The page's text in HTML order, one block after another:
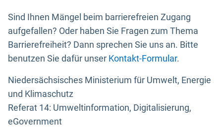
Sind Ihnen Mängel beim barrierefreien Zugang
aufgefallen? Oder haben Sie Fragen zum Thema
Barrierefreiheit? Dann sprechen Sie uns an. Bitte
benutzen Sie dafür unser Kontakt-Formular.
Niedersächsisches Ministerium für Umwelt, Energie
und Klimaschutz
Referat 14: Umweltinformation, Digitalisierung,
eGovernment